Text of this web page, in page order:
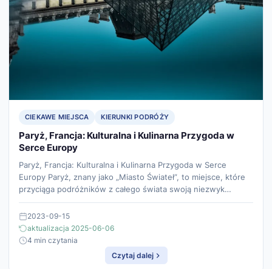
CIEKAWE MIEJSCA KIERUNKI PODRÓŻY
Paryż, Francja: Kulturalna i Kulinarna Przygoda w
Serce Europy
Paryż, Francja: Kulturalna i Kulinarna Przygoda w Serce
Europy Paryż, znany jako „Miasto Świateł”, to miejsce, które
przyciąga podróżników z całego świata swoją niezwyk…
2023-09-15
aktualizacja 2025-06-06
4 min czytania
Czytaj dalej